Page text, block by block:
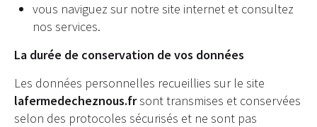
vous naviguez sur notre site internet et consultez
nos services.
La durée de conservation de vos données
Les données personnelles recueillies sur le site
lafermedecheznous.frsont transmises et conservées
selon des protocoles sécurisés et ne sont pas